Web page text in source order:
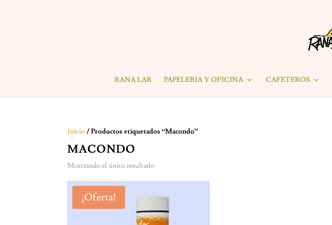
RANA LAB PAPELERIA Y OFICINA CAFETEROS
Inicio/ Productos etiquetados “Macondo”
MACONDO
Mostrando el único resultado
¡Oferta!